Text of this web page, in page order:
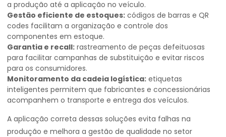
a produção até a aplicação no veículo.
Gestão eficiente de estoques: códigos de barras e QR
codes facilitam a organização e controle dos
componentes em estoque.
Garantia e recall: rastreamento de peças defeituosas
para facilitar campanhas de substituição e evitar riscos
para os consumidores.
Monitoramento da cadeia logística: etiquetas
inteligentes permitem que fabricantes e concessionárias
acompanhem o transporte e entrega dos veículos.
A aplicação correta dessas soluções evita falhas na
produção e melhora a gestão de qualidade no setor